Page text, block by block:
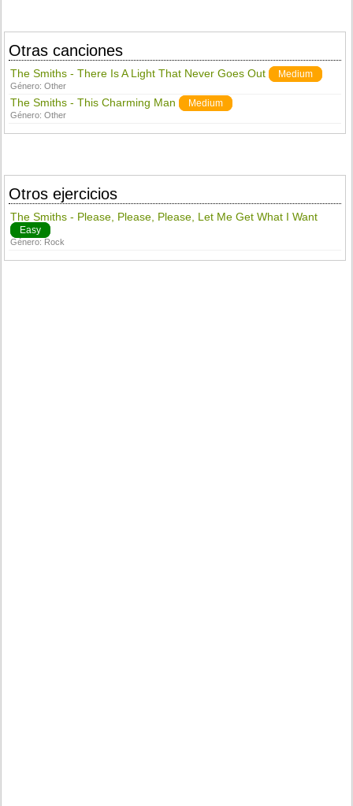
Otras canciones
The Smiths - There Is A Light That Never Goes Out Medium
Género:Other
The Smiths - This Charming Man Medium
Género:Other
Otros ejercicios
The Smiths - Please, Please, Please, Let Me Get What I Want
Easy
Género: Rock